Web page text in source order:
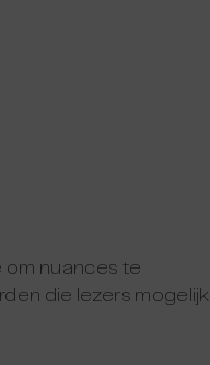
om nuances te
die lezers mogelijk